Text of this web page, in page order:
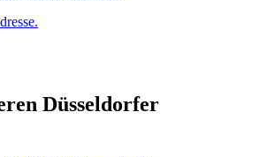
Düsseldorfer